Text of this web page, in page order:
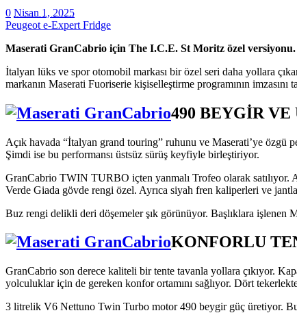
0 Nisan 1, 2025
Peugeot e-Expert Fridge
Maserati GranCabrio için The I.C.E. St Moritz özel
İtalyan lüks ve spor otomobil markası bir özel seri daha yollara
markanın Maserati Fuoriserie kişiselleştirme programının imzasını
490 BEYGİR
Açık havada “İtalyan grand touring” ruhunu ve Maserati’ye özgü
Şimdi ise bu performansı üstsüz sürüş keyfiyle birleştiriyor.
GranCabrio TWIN TURBO içten yanmalı Trofeo olarak satılıyor.
Verde Giada gövde rengi özel. Ayrıca siyah fren kaliperleri ve
Buz rengi delikli deri döşemeler şık görünüyor. Başlıklara işlenen
KONFORLU
GranCabrio son derece kaliteli bir tente tavanla yollara çıkıyor.
yolculuklar için de gereken konfor ortamını sağlıyor. Dört
3 litrelik V6 Nettuno Twin Turbo motor 490 beygir güç üretiyor.